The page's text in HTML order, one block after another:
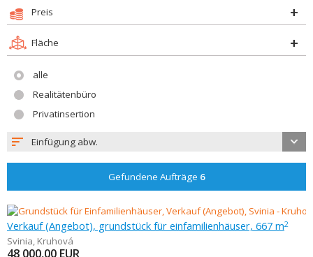
Preis
Fläche
alle
Realitätenbüro
Privatinsertion
Einfügung abw.
Gefundene Aufträge 6
Verkauf (Angebot), grundstück für einfamilienhäuser, 667 m2
Svinia, Kruhová
48 000,00 EUR